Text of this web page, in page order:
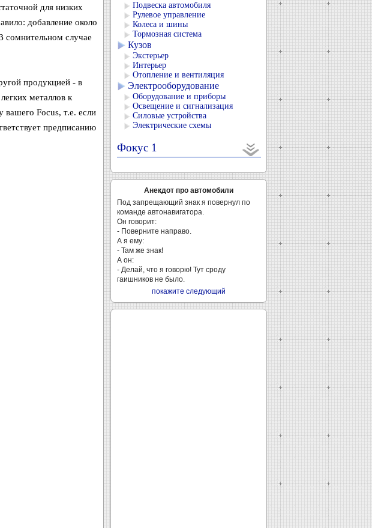
для низких
добавление около
случае
продукцией - в
металлов к
Focus, т.е. если
предписанию
Подвеска автомобиля
Рулевое управление
Колеса и шины
Тормозная система
Кузов
Экстерьер
Интерьер
Отопление и вентиляция
Электрооборудование
Оборудование и приборы
Освещение и сигнализация
Силовые устройства
Электрические схемы
Фокус 1
Анекдот про автомобили
Под запрещающий знак я повернул по
команде автонавигатора.
Он говорит:
- Поверните направо.
А я ему:
- Там же знак!
А он:
- Делай, что я говорю! Тут сроду
гаишников не было.
покажите следующий